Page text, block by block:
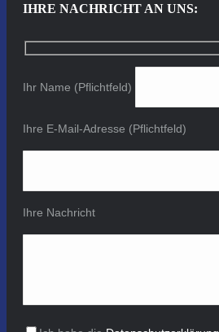
IHRE NACHRICHT AN UNS:
Ihr Name (Pflichtfeld)
Ihre E-Mail-Adresse (Pflichtfeld)
Ihre Nachricht